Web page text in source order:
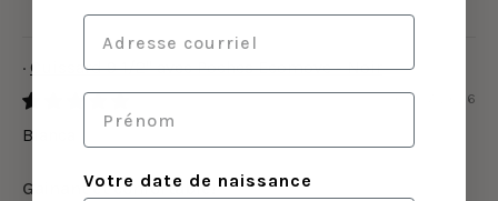
Cuissard 9 1/2" avec Poches Ecomove - Noir
03/07/2026
Bianca
Gainant et confortable!
Votre date de naissance